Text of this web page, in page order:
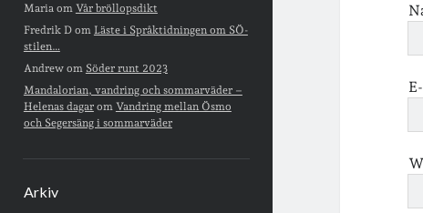
Maria om Vår bröllopsdikt
Fredrik Dom Läste i Språktidningen om SÖ-
stilen…
Andrewom Söder runt 2023
Mandalorian, vandring och sommarväder –
Helenas dagarom Vandring mellan Ösmo
och Segersäng i sommarväder
Arkiv